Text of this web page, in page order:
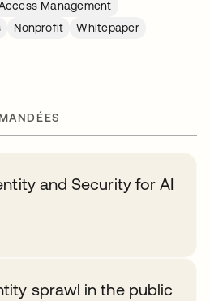
Management
Nonprofit Whitepaper
and Security for AI
sprawl in the public